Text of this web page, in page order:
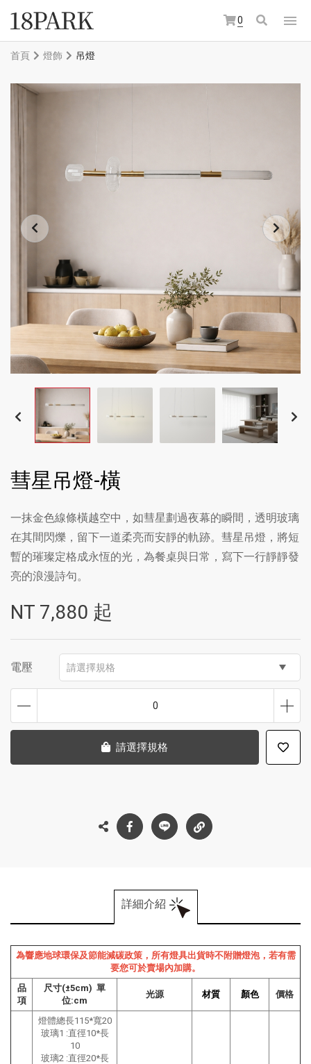
0
首頁 燈飾 吊燈
彗星吊燈-橫
一抹金色線條橫越空中，如彗星劃過夜幕的瞬間，透明玻璃
在其間閃爍，留下一道柔亮而安靜的軌跡。彗星吊燈，將短
暫的璀璨定格成永恆的光，為餐桌與日常，寫下一行靜靜發
亮的浪漫詩句。
NT 7,880 起
電壓 請選擇規格
0
請選擇規格
詳細介紹
為響應地球環保及節能減碳政策，所有燈具出貨時不附贈燈泡，若有需
要您可於賣場內加購。
品
項
尺寸(±5cm) 單
位:cm
光源 材質 顏色 價格
燈體總長115*寬20
玻璃1 :直徑10*長
10
玻璃2 :直徑20*長